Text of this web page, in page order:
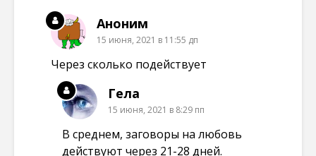
Аноним
15 июня, 2021 в 11:55 дп
Через сколько подействует
Гела
15 июня, 2021 в 8:29 пп
В среднем, заговоры на любовь
действуют через 21-28 дней.